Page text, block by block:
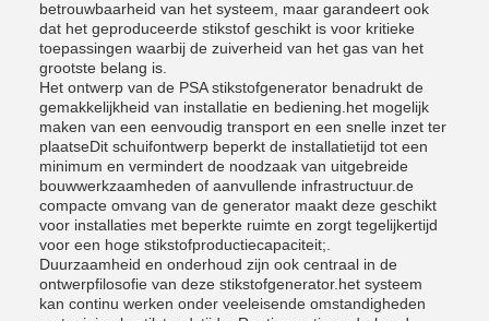
betrouwbaarheid van het systeem, maar garandeert ook
dat het geproduceerde stikstof geschikt is voor kritieke
toepassingen waarbij de zuiverheid van het gas van het
grootste belang is.
Het ontwerp van de PSA stikstofgenerator benadrukt de
gemakkelijkheid van installatie en bediening.het mogelijk
maken van een eenvoudig transport en een snelle inzet ter
plaatseDit schuifontwerp beperkt de installatietijd tot een
minimum en vermindert de noodzaak van uitgebreide
bouwwerkzaamheden of aanvullende infrastructuur.de
compacte omvang van de generator maakt deze geschikt
voor installaties met beperkte ruimte en zorgt tegelijkertijd
voor een hoge stikstofproductiecapaciteit;.
Duurzaamheid en onderhoud zijn ook centraal in de
ontwerpfilosofie van deze stikstofgenerator.het systeem
kan continu werken onder veeleisende omstandigheden